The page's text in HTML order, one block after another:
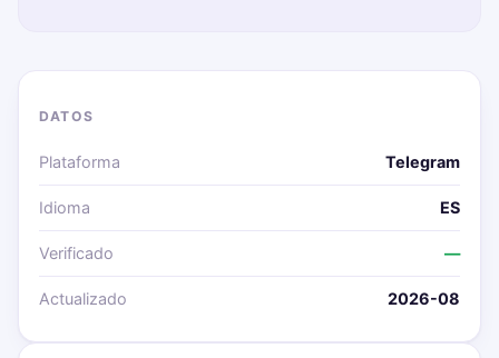
DATOS
Plataforma Telegram
Idioma ES
Verificado —
Actualizado 2026-08